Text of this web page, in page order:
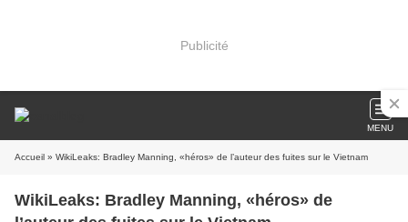
Publicité
MENU
Accueil » WikiLeaks: Bradley Manning, «héros» de l’auteur des fuites sur le Vietnam
WikiLeaks: Bradley Manning, «héros» de